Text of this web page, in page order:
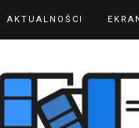
AKTUALNOŚCI